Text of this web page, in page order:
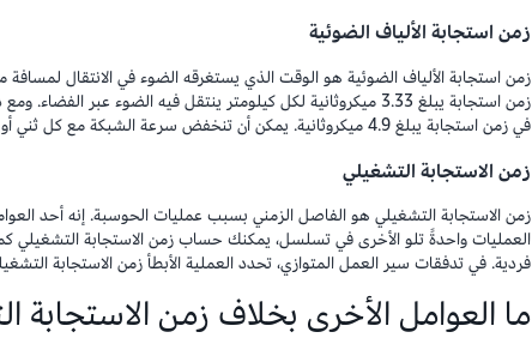
زمن استجابة الألياف الضوئية
زمن استجابة الألياف الضوئية هو الوقت الذي يستغرقه الضوء في الانتقال
زمن استجابة يبلغ 3.33 ميكروثانية لكل كيلومتر ينتقل فيه الضوء عبر
في زمن استجابة يبلغ 4.9 ميكروثانية. يمكن أن تنخفض سرعة الشبكة مع كل ثني أو عيب في الكابل.
زمن الاستجابة التشغيلي
زمن الاستجابة التشغيلي هو الفاصل الزمني بسبب عمليات الحوسبة. إنه أحد
العمليات واحدةً تلو الأخرى في تسلسل، يمكنك حساب زمن الاستجابة
فردية. في تدفقات سير العمل المتوازي، تحدد العملية الأبطأ زمن الاستجابة
ما العوامل الأخرى بخلاف زمن الاستجابة